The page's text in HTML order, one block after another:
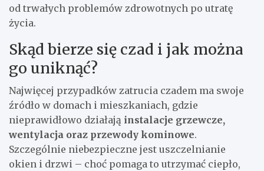
od trwałych problemów zdrowotnych po utratę
życia.
Skąd bierze się czad i jak można
go uniknąć?
Najwięcej przypadków zatrucia czadem ma swoje
źródło w domach i mieszkaniach, gdzie
nieprawidłowo działają instalacje grzewcze,
wentylacja oraz przewody kominowe.
Szczególnie niebezpieczne jest uszczelnianie
okien i drzwi – choć pomaga to utrzymać ciepło,